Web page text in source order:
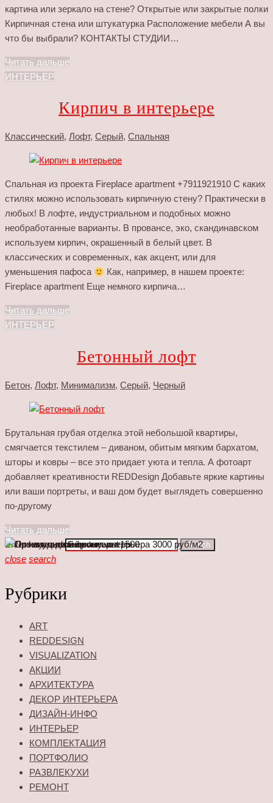
картина или зеркало на стене? Открытые или закрытые полки
Кирпичная стена или штукатурка Расположение мебели А вы
что бы выбрали? КОНТАКТЫ СТУДИИ…
Читать дальше
ИНТЕРЬЕР
Кирпич в интерьере
Классический, Лофт, Серый, Спальная
Спальная из проекта Fireplace apartment +7911921910 С каких
стилях можно использовать кирпичную стену? Практически в
любых! В лофте, индустриальном и подобных можно
необработанные варианты. В провансе, эко, скандинавском
используем кирпич, окрашенный в белый цвет. В
классических и современных, как акцент, или для
уменьшения пафоса
Как, например, в нашем проекте:
Fireplace apartment Еще немного кирпича…
Читать дальше
ИНТЕРЬЕР
Бетонный лофт
Бетон, Лофт, Минимализм, Серый, Черный
Брутальная грубая отделка этой небольшой квартиры,
смягчается текстилем – диваном, обитым мягким бархатом,
шторы и ковры – все это придает уюта и тепла. А фотоарт
добавляет креативности REDDesign Добавьте яркие картины
или ваши портреты, и ваш дом будет выглядеть совершенно
по-другому
Читать дальше
Enter keyword
Search
close search
Рубрики
ART
REDDESIGN
VISUALIZATION
АКЦИИ
АРХИТЕКТУРА
ДЕКОР ИНТЕРЬЕРА
ДИЗАЙН-ИНФО
ИНТЕРЬЕР
КОМПЛЕКТАЦИЯ
ПОРТФОЛИО
РАЗВЛЕКУХИ
РЕМОНТ